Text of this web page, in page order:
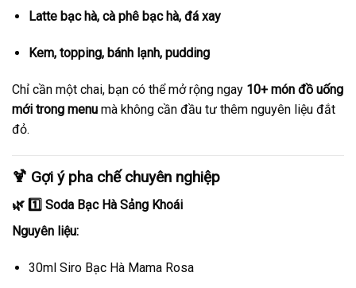
Latte bạc hà, cà phê bạc hà, đá xay
Kem, topping, bánh lạnh, pudding
Chỉ cần một chai, bạn có thể mở rộng ngay 10+ món đồ uống
mới trong menu mà không cần đầu tư thêm nguyên liệu đắt
đỏ.
🍹 Gợi ý pha chế chuyên nghiệp
🌿 1️⃣ Soda Bạc Hà Sảng Khoái
Nguyên liệu:
30ml Siro Bạc Hà Mama Rosa